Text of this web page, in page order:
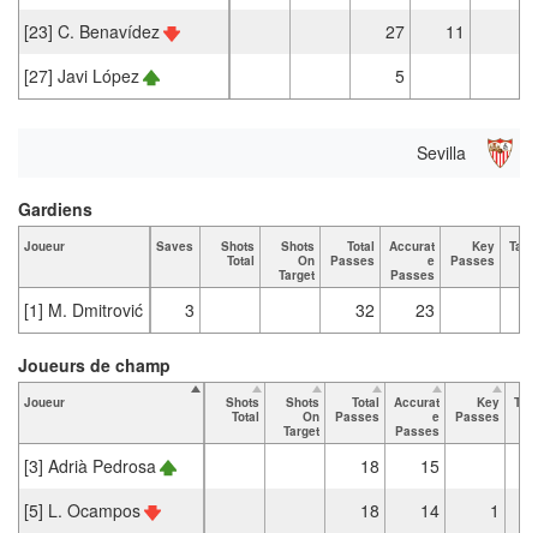
[23] C. Benavídez
27
11
[27] Javi López
5
Sevilla
Joueur Saves
Shots
Total
Shots
On
Target
Total
Passes
Accurat
e
Passes
Key
Passes
[1] M. Dmitrović 3 32 23
Gardiens
Joueur
Shots
Total
Shots
On
Target
Total
Passes
Accurat
e
Passes
Key
Passes
[3] Adrià Pedrosa 18
15
[5] L. Ocampos
18 14 1
Joueurs de champ